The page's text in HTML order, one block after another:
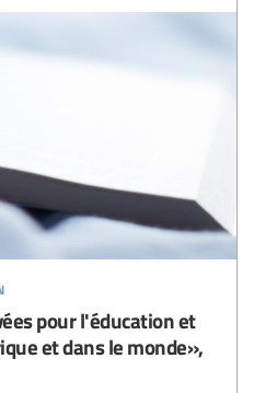
pour l'éducation et
et dans le monde»,